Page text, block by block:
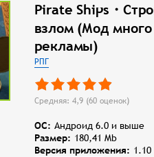
Pirate Ships・
взлом (Мод
рекламы)
РПГ
Средняя: 4,9 (60оценок)
OC: Андроид 6.0 и выше
Размер: 180,41 Mb
Версия приложения: 1.10